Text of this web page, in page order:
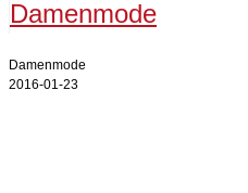
Damenmode
Damenmode
2016-01-23